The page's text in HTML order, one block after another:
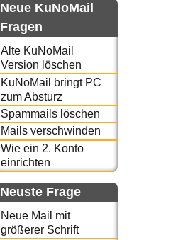
Neue KuNoMail
Fragen
Alte KuNoMail
Version löschen
KuNoMail bringt PC
zum Absturz
Spammails löschen
Mails verschwinden
Wie ein 2. Konto
einrichten
Neuste Frage
Neue Mail mit
größerer Schrift